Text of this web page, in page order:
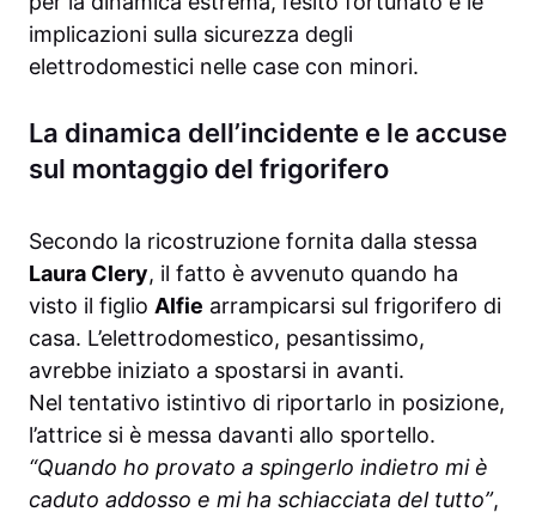
implicazioni sulla sicurezza degli
elettrodomestici nelle case con minori.
La dinamica dell’incidente e le accuse
sul montaggio del frigorifero
Secondo la ricostruzione fornita dalla stessa
Laura Clery, il fatto è avvenuto quando ha
visto il figlio Alfie arrampicarsi sul frigorifero di
casa. L’elettrodomestico, pesantissimo,
avrebbe iniziato a spostarsi in avanti.
Nel tentativo istintivo di riportarlo in posizione,
l’attrice si è messa davanti allo sportello.
“Quando ho provato a spingerlo indietro mi è
caduto addosso e mi ha schiacciata del tutto”,